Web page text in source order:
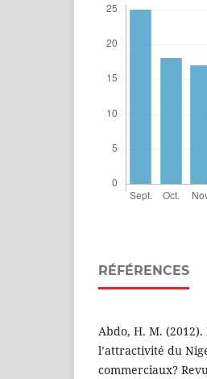
RÉFÉRENCES
Abdo, H. M.
l’attractivité du
commerciaux?